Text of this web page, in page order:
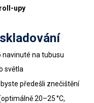
upy
navinuté na tubusu
světla
předešli znečištění
20–25 °C,